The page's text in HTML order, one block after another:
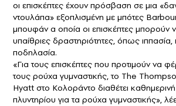
οι επισκέπτες έχουν πρόσβαση σε μια
ντουλάπα» εξοπλισμένη με μπότες
μπουφάν α οποία οι επισκέπτες μπορούν
υπαίθριες δραστηριότητες, όπως ιππασία,
ποδηλασία.
«Για τους επισκέπτες που προτιμούν να
τους ρούχα γυμναστικής, το The
Hyatt στο Κολοράντο διαθέτει
πλυντηρίου για τα ρούχα γυμναστικής»,